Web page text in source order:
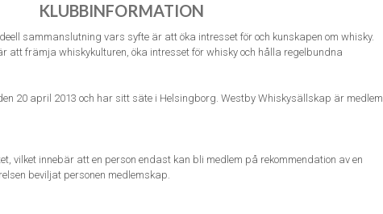
KLUBBINFORMATION
sammanslutning vars syfte är att öka intresset för och kunskapen om whisky.
att främja whiskykulturen, öka intresset för whisky och hålla regelbundna
20 april 2013 och har sitt säte i Helsingborg. Westby Whiskysällskap är medlem
vilket innebär att en person endast kan bli medlem på rekommendation av en
beviljat personen medlemskap.